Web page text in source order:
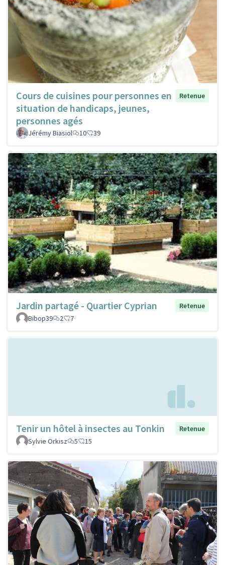
Cours de cuisines pour personnes en
situation de handicaps, jeunes,
personnes agés
Retenue
Jérémy Biasiol 10 39
Jardin partagé - Quartier Cyprian
Retenue
Bibop39
2 7
Tenir un hôtel à insectes au Tonkin
Retenue
Sylvie Orkisz
5 15